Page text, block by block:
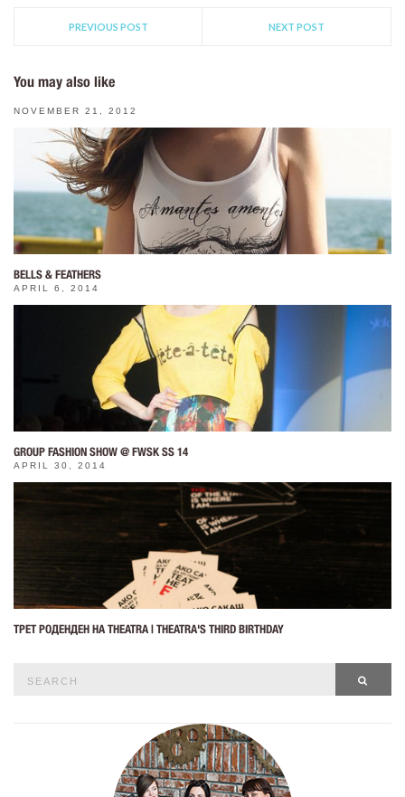
PREVIOUS POST NEXT POST
You may also like
NOVEMBER 21, 2012
BELLS & FEATHERS
APRIL 6, 2014
GROUP FASHION SHOW @ FWSK SS 14
APRIL 30, 2014
ТРЕТ РОДЕНДЕН НА THEATRA | THEATRA'S THIRD BIRTHDAY